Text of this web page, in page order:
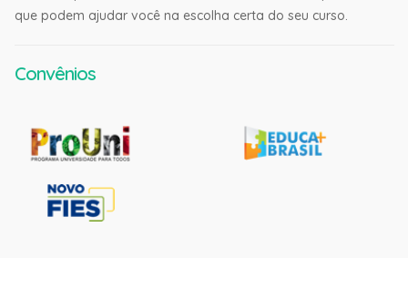
que podem ajudar você na escolha certa do seu curso.
Convênios